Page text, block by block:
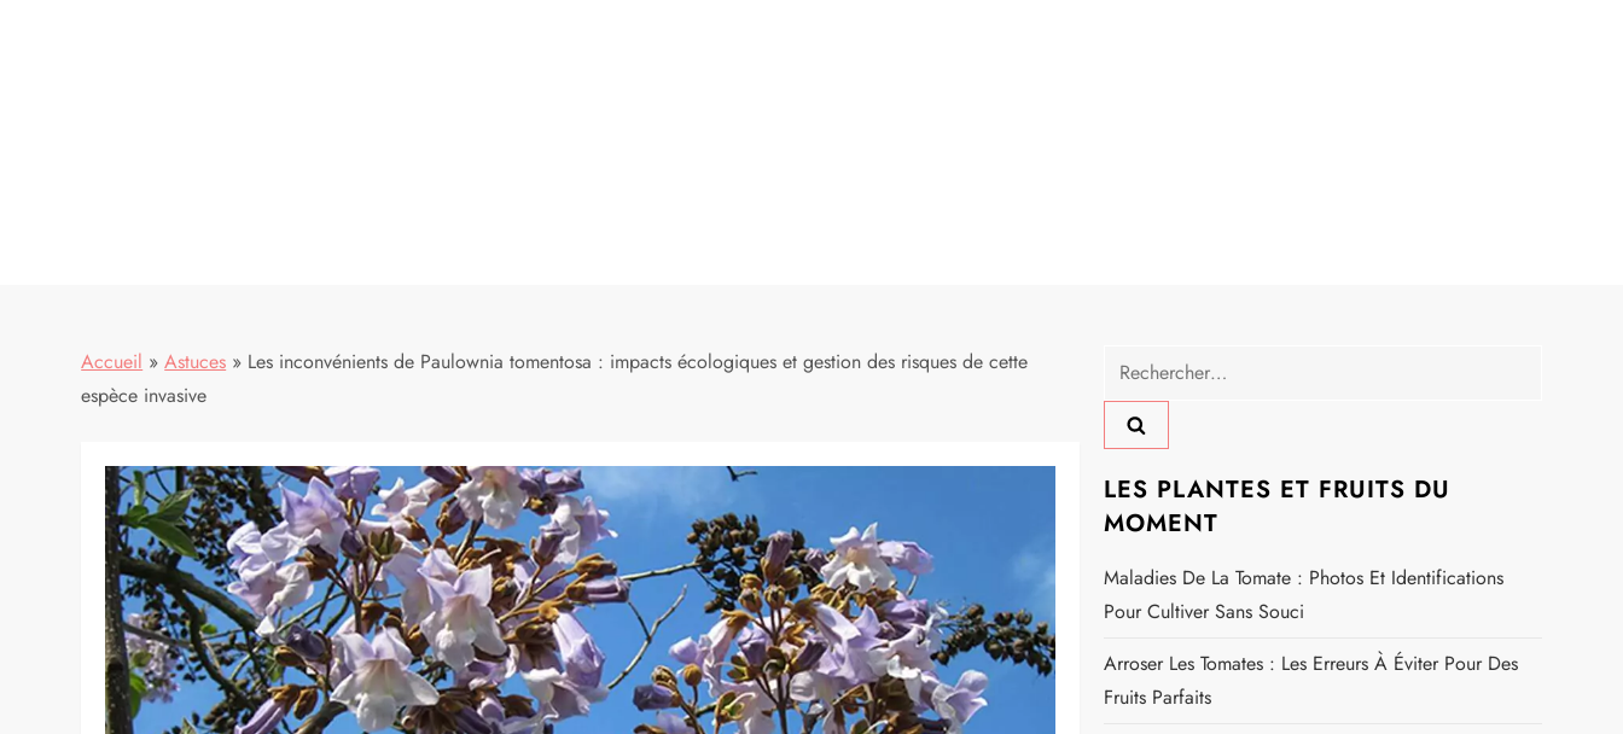
Accueil »Astuces » Les inconvénients de Paulownia tomentosa : impacts écologiques et gestion des risques de cette
espèce invasive
Rechercher :
LES PLANTES ET FRUITS DU
MOMENT
Maladies De La Tomate : Photos Et Identifications
Pour Cultiver Sans Souci
Arroser Les Tomates : Les Erreurs À Éviter Pour Des
Fruits Parfaits